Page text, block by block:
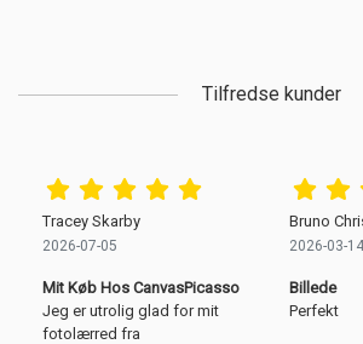
Tilfredse kunder
Tracey Skarby
2026-07-05
Mit Køb Hos CanvasPicasso
Jeg er utrolig glad for mit
fotolærred fra
Bruno
2026-03-14
Billede
Perfekt